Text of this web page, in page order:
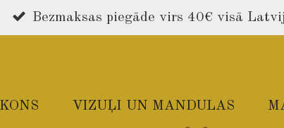
Bezmaksas piegāde virs 40€ visā
VIZUĻI UN MANDULAS